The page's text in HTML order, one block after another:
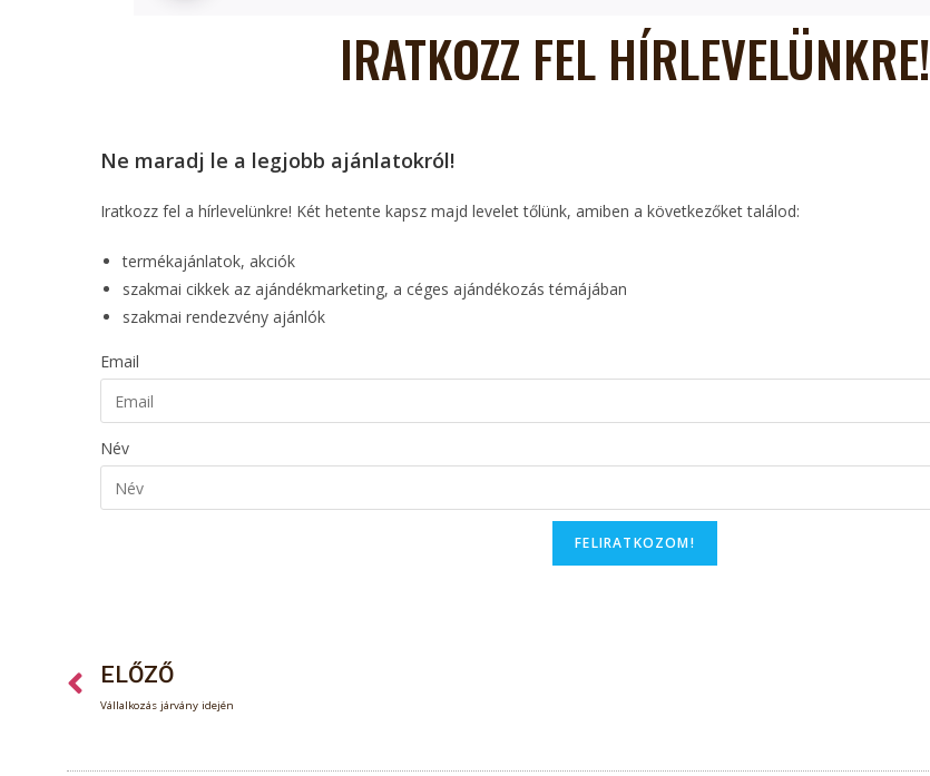
IRATKOZZ FEL HÍRLEVELÜNKRE!
Ne maradj le a legjobb ajánlatokról!
Iratkozz fel a hírlevelünkre! Két hetente kapsz majd levelet tőlünk, amiben a következőket találod:
termékajánlatok, akciók
szakmai cikkek az ajándékmarketing, a céges ajándékozás témájában
szakmai rendezvény ajánlók
Email
Név
FELIRATKOZOM!
ELŐZŐ
Vállalkozás járvány idején